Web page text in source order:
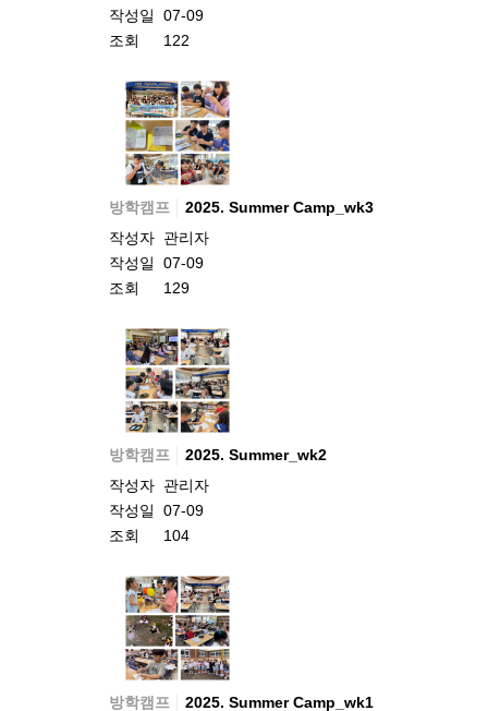
작성일
07-09
조회
122
방학캠프
2025. Summer Camp_wk3
작성자 관리자
작성일
07-09
조회
129
방학캠프
2025. Summer_wk2
작성자 관리자
작성일
07-09
조회
104
방학캠프
2025. Summer Camp_wk1